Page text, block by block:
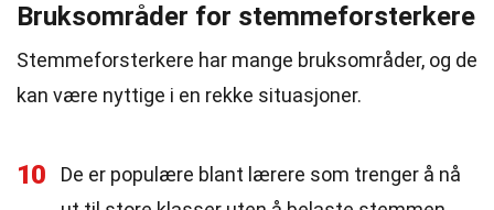
Bruksområder for stemmeforsterkere
Stemmeforsterkere har mange bruksområder, og de
kan være nyttige i en rekke situasjoner.
10
De er populære blant lærere som trenger å nå